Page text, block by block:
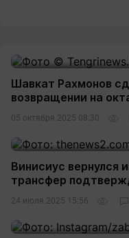
Шавкат Рахмонов
возвращении на
05 октября 2025 08:30
Винисиус вернулся
трансфер
24 июля 2025 15:56